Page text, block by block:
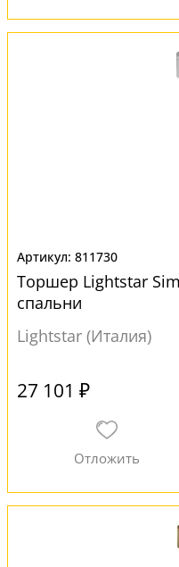
811730
Торшер Lightstar
спальни
Lightstar (Италия)
27 101 ₽